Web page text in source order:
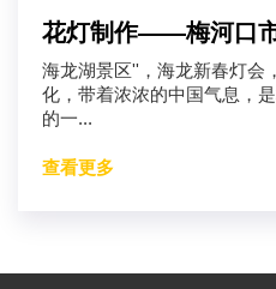
花灯制作——梅河口
海龙湖景区''，海龙新春灯会
化，带着浓浓的中国气息，
的一...
查看更多